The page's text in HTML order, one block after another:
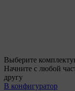
Выберите
Начните с любой
другу
В конфигуратор